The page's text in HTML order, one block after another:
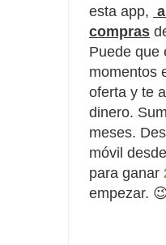
esta app,
compras
Puede que
momentos
oferta y te
dinero.
meses.
móvil
para ganar
empezar.